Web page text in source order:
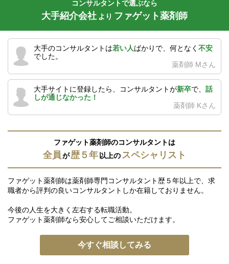
コンサルタントで選ぶなら
大手紹介会社 より ファゲット薬剤師
大手のコンサルタントは若い人ばかりで、何となく 不安
でした。
薬剤師 Mさん
大手サイトに登録したら、コンサルタントが新卒で、 話
しが通じなかった！
薬剤師 Kさん
ファゲット薬剤師のコンサルタントは
全員が歴５年 以上の スペシャリスト
ファゲット薬剤師は薬剤師専門コンサルタント歴５年以上で、求
職者から評判の良いコンサルタントしか在籍しておりません。
今後の人生を大きく左右する転職活動。
ファゲット薬剤師なら安心してご相談いただけます。
今すぐ相談してみる